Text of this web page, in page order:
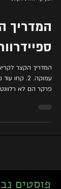
המדריך
פרקר הם לא רלוונטים